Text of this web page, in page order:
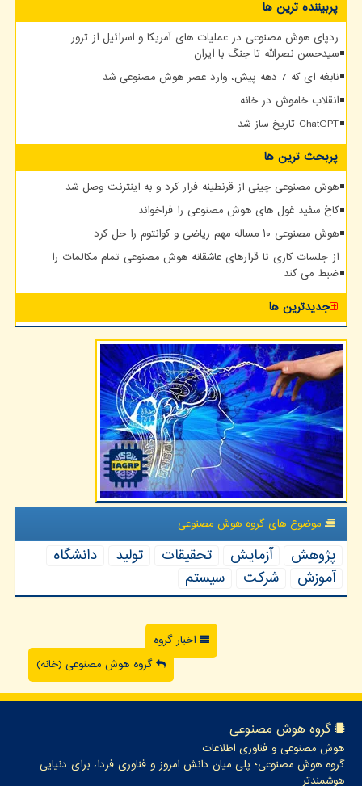
پربیننده ترین ها
ردپای هوش مصنوعی در عملیات های آمریکا و اسرائیل از ترور
سیدحسن نصرالله تا جنگ با ایران
نابغه ای که 7 دهه پیش، وارد عصر هوش مصنوعی شد
انقلاب خاموش در خانه
ChatGPT تاریخ ساز شد
پربحث ترین ها
هوش مصنوعی چینی از قرنطینه فرار کرد و به اینترنت وصل شد
کاخ سفید غول های هوش مصنوعی را فراخواند
هوش مصنوعی ۱۰ مساله مهم ریاضی و کوانتوم را حل کرد
از جلسات کاری تا قرارهای عاشقانه هوش مصنوعی تمام مکالمات را
ضبط می کند
جدیدترین ها
موضوع های گروه هوش مصنوعی
پژوهش آزمایش تحقیقات تولید
دانشگاه
آموزش
شركت سیستم
اخبار گروه
گروه هوش مصنوعی (خانه)
گروه هوش مصنوعی
هوش مصنوعی و فناوری اطلاعات
گروه هوش مصنوعی؛ پلی میان دانش امروز و فناوری فردا، برای دنیایی
هوشمندتر